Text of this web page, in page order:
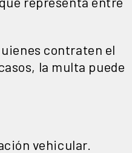
contraten el
la multa puede
vehicular.